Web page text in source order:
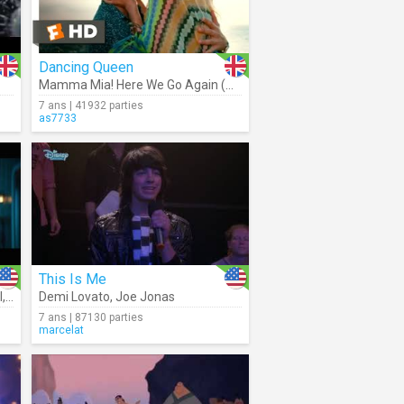
Dancing Queen
7 ans | 41932 parties
as7733
– Cast,Sofia Carson ,Anna Cat
, Descendants – Cast
This Is Me
Demi Lovato, Joe Jonas
7 ans | 87130 parties
marcelat